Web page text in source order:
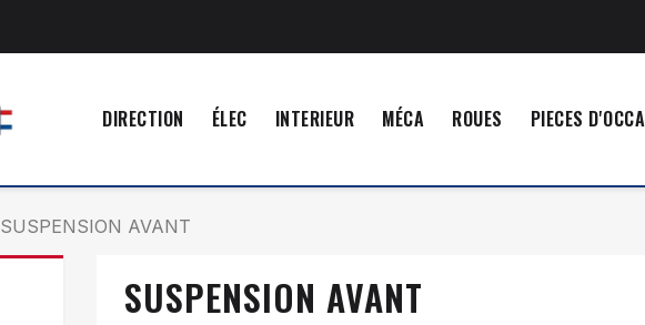
DIRECTION ÉLEC INTERIEUR MÉCA ROUES PIECES
SUSPENSION AVANT
SUSPENSION AVANT